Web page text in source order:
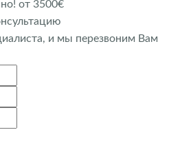
от 3500€
и мы перезвоним Вам